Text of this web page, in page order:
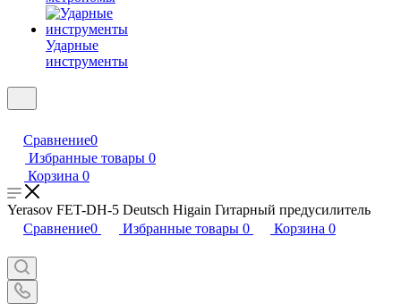
Ударные
инструменты
Сравнение0
Избранные товары 0
Корзина 0
Yerasov FET-DH-5 Deutsch Higain Гитарный предусилитель
Сравнение0 Избранные товары 0 Корзина 0